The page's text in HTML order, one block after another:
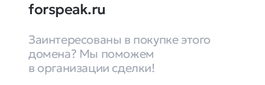
forspeak.ru
Заинтересованы в покупке этого
домена? Мы поможем
в организации сделки!